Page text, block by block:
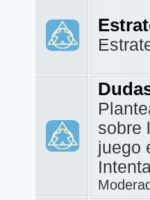
sobre
juego